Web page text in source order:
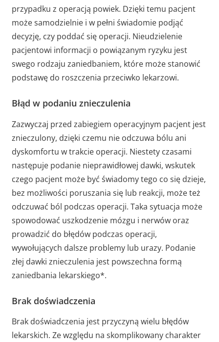
przypadku z operacją powiek. Dzięki temu pacjent
może samodzielnie i w pełni świadomie podjąć
decyzję, czy poddać się operacji. Nieudzielenie
pacjentowi informacji o powiązanym ryzyku jest
swego rodzaju zaniedbaniem, które może stanowić
podstawę do roszczenia przeciwko lekarzowi.
Błąd w podaniu znieczulenia
Zazwyczaj przed zabiegiem operacyjnym pacjent jest
znieczulony, dzięki czemu nie odczuwa bólu ani
dyskomfortu w trakcie operacji. Niestety czasami
następuje podanie nieprawidłowej dawki, wskutek
czego pacjent może być świadomy tego co się dzieje,
bez możliwości poruszania się lub reakcji, może też
odczuwać ból podczas operacji. Taka sytuacja może
spowodować uszkodzenie mózgu i nerwów oraz
prowadzić do błędów podczas operacji,
wywołujących dalsze problemy lub urazy. Podanie
złej dawki znieczulenia jest powszechna formą
zaniedbania lekarskiego*.
Brak doświadczenia
Brak doświadczenia jest przyczyną wielu błędów
lekarskich. Ze względu na skomplikowany charakter